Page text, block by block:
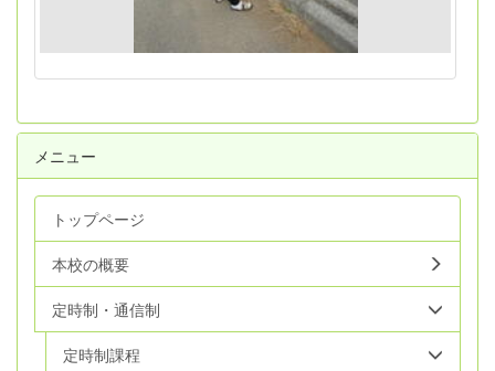
メニュー
トップページ
本校の概要
定時制・通信制
定時制課程